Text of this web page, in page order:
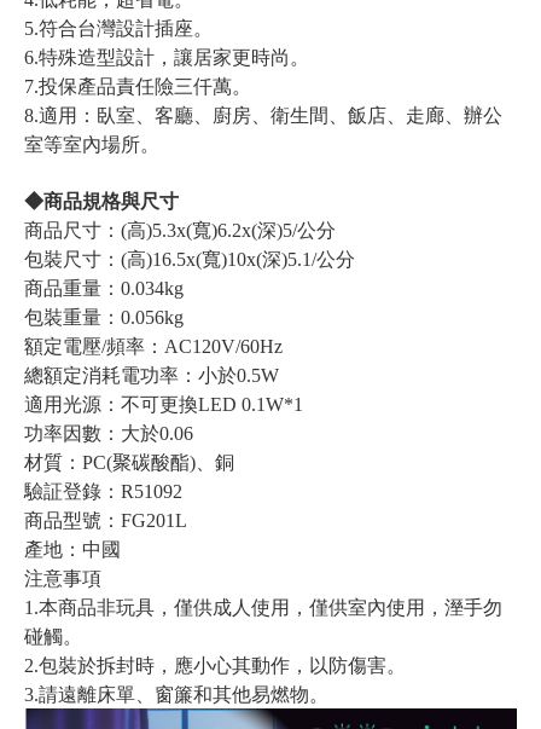
5.符合台灣設計插座。
6.特殊造型設計，讓居家更時尚。
7.投保產品責任險三仟萬。
8.適用：臥室、客廳、廚房、衛生間、飯店、走廊、辦公
室等室內場所。
◆商品規格與尺寸
商品尺寸：(高)5.3x(寬)6.2x(深)5/公分
包裝尺寸：(高)16.5x(寬)10x(深)5.1/公分
商品重量：0.034kg
包裝重量：0.056kg
額定電壓/頻率：AC120V/60Hz
總額定消耗電功率：小於0.5W
適用光源：不可更換LED 0.1W*1
功率因數：大於0.06
材質：PC(聚碳酸酯)、銅
驗証登錄：R51092
商品型號：FG201L
產地：中國
注意事項
1.本商品非玩具，僅供成人使用，僅供室內使用，溼手勿
碰觸。
2.包裝於拆封時，應小心其動作，以防傷害。
3.請遠離床單、窗簾和其他易燃物。